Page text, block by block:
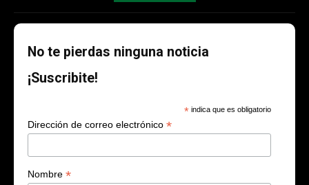
No te pierdas ninguna noticia
¡Suscribite!
* indica que es obligatorio
Dirección de correo electrónico *
Nombre *